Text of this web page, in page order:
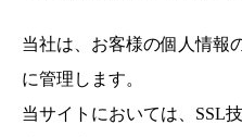
当社は、お客様の個人情報
に管理します。
当サイトにおいては、SSL